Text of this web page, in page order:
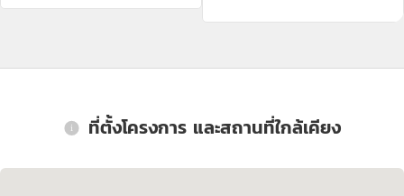
ที่ตั้งโครงการ และสถานที่ใกล้เคียง